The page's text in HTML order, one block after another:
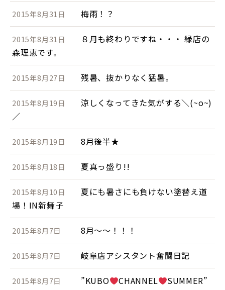
2015年8月31日 梅雨！？
2015年8月31日
８月も終わりですね・・・ 緑店の
森理恵です。
2015年8月27日 残暑、抜かりなく猛暑。
2015年8月19日
涼しくなってきた気がする＼(~o~)
／
2015年8月19日 8月後半★
2015年8月18日 夏真っ盛り!!
2015年8月10日
夏にも暑さにも負けない塗替え道
場！IN新舞子
2015年8月7日 8月～～！！！
2015年8月7日 岐阜店アシスタント奮闘日記
2015年8月7日 ”KUBO CHANNEL SUMMER”